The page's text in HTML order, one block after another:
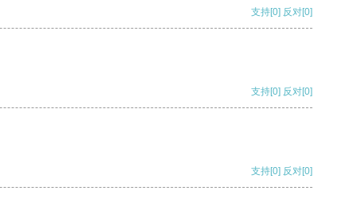
支持[0] 反对[0]
支持[0] 反对[0]
支持[0] 反对[0]